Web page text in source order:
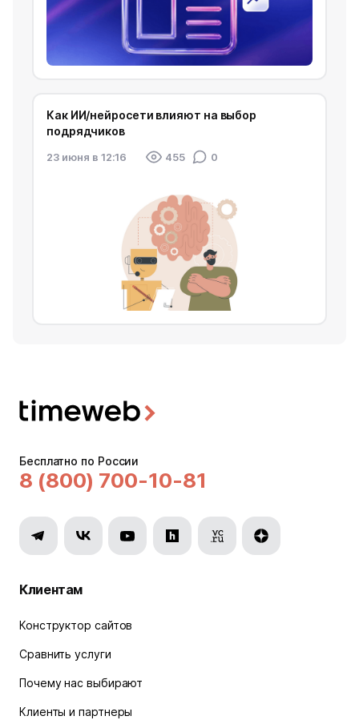
Как ИИ/нейросети влияют на выбор
подрядчиков
23 июня в 12:16 455 0
Бесплатно по России
8 (800) 700-10-81
Клиентам
Конструктор сайтов
Сравнить услуги
Почему нас выбирают
Клиенты и партнеры